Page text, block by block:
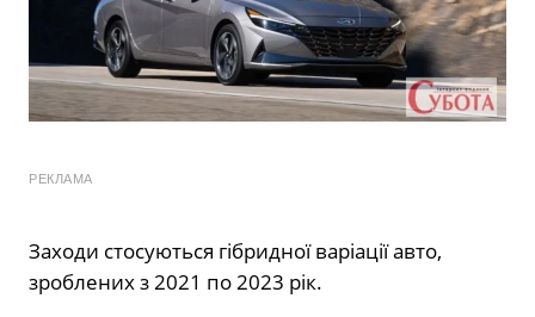
РЕКЛАМА
Заходи стосуються гібридної варіації авто,
зроблених з 2021 по 2023 рік.